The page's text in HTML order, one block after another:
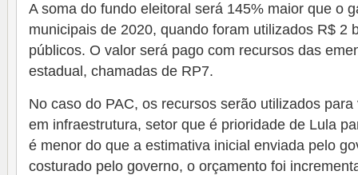
A soma do fundo eleitoral será 145% maior que o
municipais de 2020, quando foram utilizados R$ 2
públicos. O valor será pago com recursos das
estadual, chamadas de RP7.
No caso do PAC, os recursos serão utilizados
em infraestrutura, setor que é prioridade de Lula
é menor do que a estimativa inicial enviada pelo
costurado pelo governo, o orçamento foi